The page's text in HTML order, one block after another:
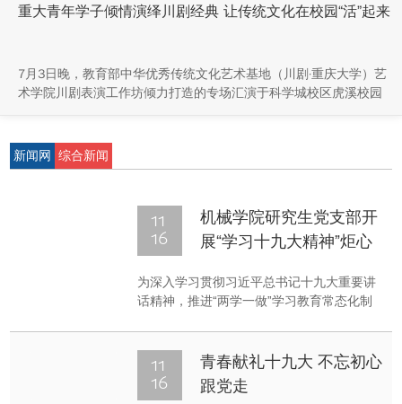
重大青年学子倾情演绎川剧经典 让传统文化在校园“活”起来
7月3日晚，教育部中华优秀传统文化艺术基地（川剧·重庆大学）艺
术学院川剧表演工作坊倾力打造的专场汇演于科学城校区虎溪校园
新闻网
综合新闻
11
16
机械学院研究生党支部开
展“学习十九大精神”炬心
为深入学习贯彻习近平总书记十九大重要讲
话精神，推进“两学一做”学习教育常态化制
书记樊玮老师在研究生院108教室举行了
以“中国共产党第十九次全国代表大会——新
的里程碑”为主题的“炬心”主题党课。
11
16
青春献礼十九大 不忘初心
跟党走